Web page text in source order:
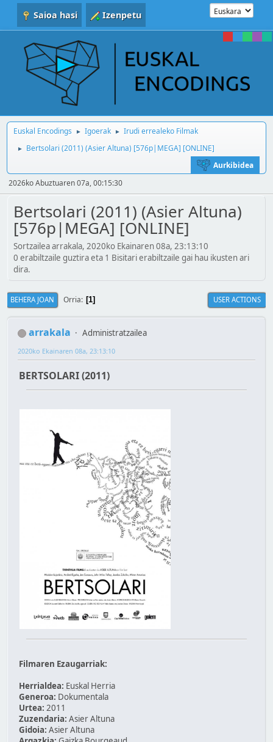
Saioa hasi Izenpetu
Euskal Encodings ► Igoerak ► Irudi errealeko Filmak
►
Bertsolari (2011) (Asier Altuna) [576p|MEGA] [ONLINE]
Aurkibidea
2026ko Abuztuaren 07a, 00:15:30
Bertsolari (2011) (Asier Altuna)
[576p|MEGA] [ONLINE]
Sortzailea arrakala, 2020ko Ekainaren 08a, 23:13:10
0 erabiltzaile guztira eta 1 Bisitari erabiltzaile gai hau ikusten ari
dira.
BEHERA JOAN Orria 1 USER ACTIONS
arrakala Administratzailea
2020ko Ekainaren 08a, 23:13:10
BERTSOLARI (2011)
Filmaren Ezaugarriak:
Herrialdea: Euskal Herria
Generoa: Dokumentala
Urtea: 2011
Zuzendaria: Asier Altuna
Gidoia: Asier Altuna